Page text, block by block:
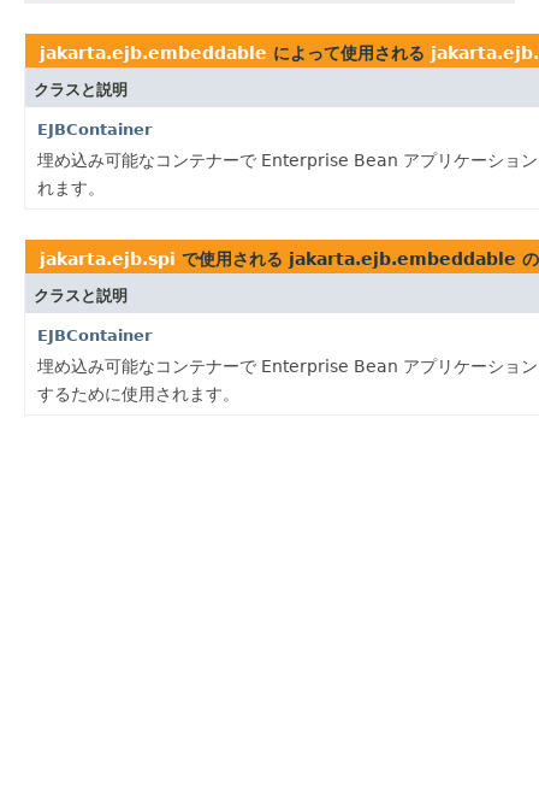
jakarta.ejb.embeddable によって使用される
クラスと説明
EJBContainer
埋め込み可能なコンテナーで Enterprise Bean アプリケーショ
れます。
jakarta.ejb.spi で使用される jakarta.ejb.embeddable の
クラスと説明
EJBContainer
埋め込み可能なコンテナーで Enterprise Bean アプリケーショ
するために使用されます。